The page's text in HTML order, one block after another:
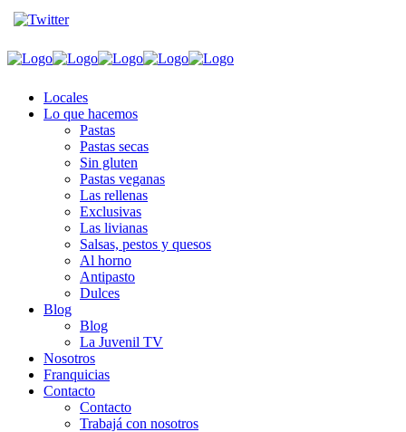
Locales
Lo que hacemos
Pastas
Pastas secas
Sin gluten
Pastas veganas
Las rellenas
Exclusivas
Las livianas
Salsas, pestos y quesos
Al horno
Antipasto
Dulces
Blog
Blog
La Juvenil TV
Nosotros
Franquicias
Contacto
Contacto
Trabajá con nosotros